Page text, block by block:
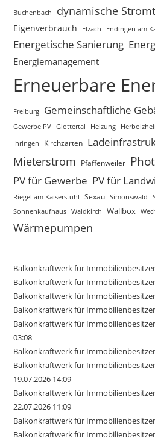
Buchenbach dynamische
Eigenverbrauch Elzach Endingen am
Energetische Sanierung
Energiemanagement
Erneuerbare
Freiburg Gemeinschaftliche
Gewerbe PV Glottertal Heizung
Ihringen
Kirchzarten
Mieterstrom Pfaffenweiler
PV für Gewerbe PV für
Riegel am Kaiserstuhl Sexau Simonswald
Sonnenkaufhaus Waldkirch Wallbox
Wärmepumpen
Balkonkraftwerk für
Balkonkraftwerk für
Balkonkraftwerk für
Balkonkraftwerk für
Balkonkraftwerk für
03:08
Balkonkraftwerk für
Balkonkraftwerk für
19.07.2026 14:09
Balkonkraftwerk für
22.07.2026 11:09
Balkonkraftwerk für
Balkonkraftwerk für